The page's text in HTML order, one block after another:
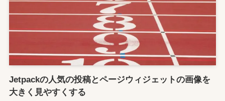
Jetpackの人気の投稿とページウィジェットの画像を
大きく見やすくする